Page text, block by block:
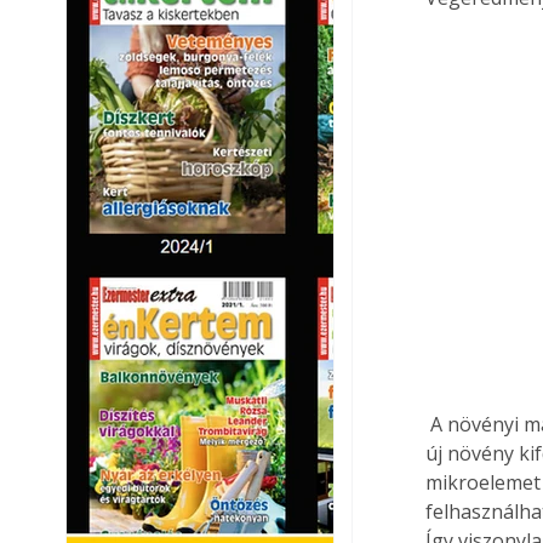
A növényi magok, mint a kávé is tele vannak minden szükséges tápanyaggal, hiszen egy
új növény